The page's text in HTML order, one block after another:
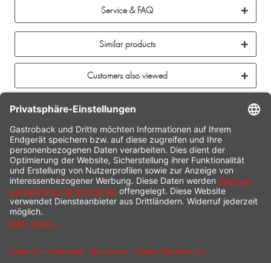
Service & FAQ
Similar products
Customers also viewed
CONTACT
SERVICE HOTLINE
INFORMATION
SHOP SERVICE